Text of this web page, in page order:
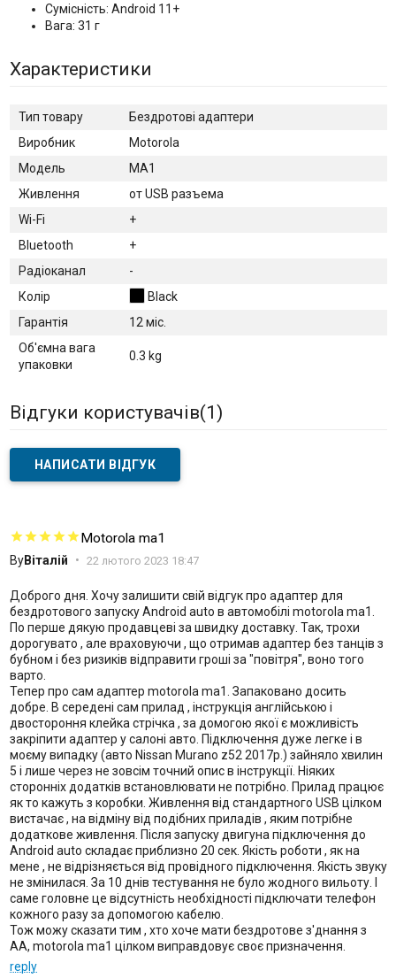
Сумісність: Android 11+
Вага: 31 г
Характеристики
Тип товару
Бездротові адаптери
Виробник
Motorola
Модель
MA1
Живлення
от USB разъема
Wi-Fi
+
Bluetooth
+
Радіоканал
-
Колір
Black
Гарантія
12 міс.
Об'ємна вага
упаковки
0.3 kg
Відгуки користувачів(1)
НАПИСАТИ ВІДГУК
Motorola ma1
ByВіталій • 22 лютого 2023 18:47
Доброго дня. Хочу залишити свій відгук про адаптер для
бездротового запуску Android auto в автомобілі motorola ma1.
По перше дякую продавцеві за швидку доставку. Так, трохи
дорогувато , але враховуючи , що отримав адаптер без танців з
бубном і без ризиків відправити гроші за "повітря", воно того
варто.
Тепер про сам адаптер motorola ma1. Запаковано досить
добре. В середені сам прилад , інструкція англійською і
двостороння клейка стрічка , за домогою якої є можливість
закріпити адаптер у салоні авто. Підключення дуже легке і в
моєму випадку (авто Nissan Murano z52 2017p.) зайняло хвилин
5 і лише через не зовсім точний опис в інструкції. Ніяких
сторонніх додатків встановлювати не потрібно. Прилад працює
як то кажуть з коробки. Живлення від стандартного USB цілком
вистачає , на відміну від подібних приладів , яким потрібне
додаткове живлення. Після запуску двигуна підключення до
Android auto складає приблизно 20 сек. Якість роботи , як на
мене , не відрізняється від провідного підключення. Якість звуку
не змінилася. За 10 днів тестування не було жодного вильоту. І
саме головне це відсутність необхідності підключати телефон
кожного разу за допомогою кабелю.
Тож можу сказати тим , хто хоче мати бездротове з'днання з
АА, motorola ma1 цілком виправдовує своє призначення.
reply